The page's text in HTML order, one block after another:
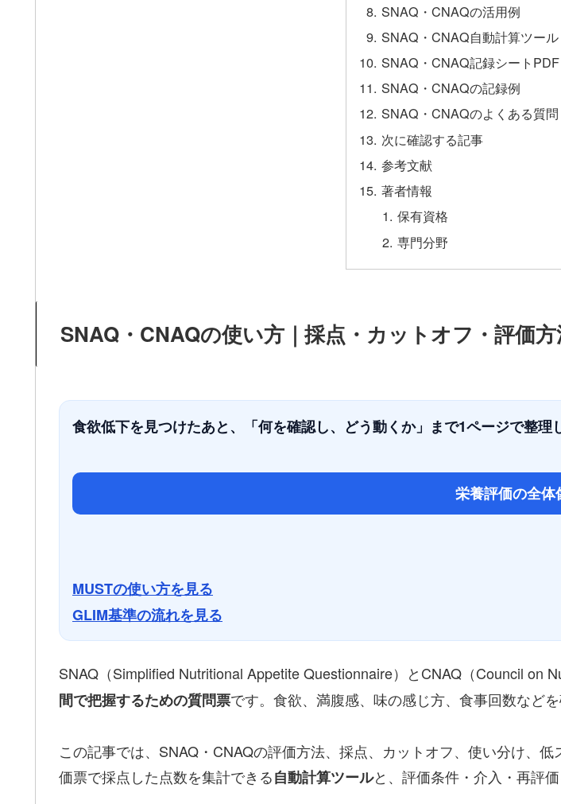
SNAQ・CNAQの活用例
SNAQ・CNAQ自動計算ツール
SNAQ・CNAQ記録シートPDF
SNAQ・CNAQの記録例
SNAQ・CNAQのよくある質問
次に確認する記事
参考文献
著者情報
保有資格
専門分野
SNAQ・CNAQの使い方｜採点・カットオフ・評価
食欲低下を見つけたあと、「何を確認し、どう動くか」まで1ページで整理
栄養評価の全体
MUSTの使い方を見る
GLIM基準の流れを見る
SNAQ（Simplified Nutritional Appetite Questionnaire）とCNAQ（Council on
間で把握するための質問票です。食欲、満腹感、味の感じ方、食事回数など
この記事では、SNAQ・CNAQの評価方法、採点、カットオフ、使い分け、
価票で採点した点数を集計できる自動計算ツールと、評価条件・介入・再評